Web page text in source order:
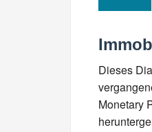
Dieses
Monetary